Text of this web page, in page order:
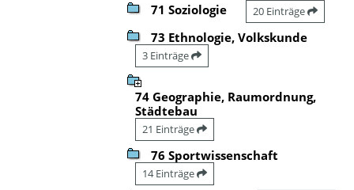
71 Soziologie 20 Einträge
73 Ethnologie, Volkskunde
3 Einträge
74 Geographie, Raumordnung,
Städtebau
21 Einträge
76 Sportwissenschaft
14 Einträge